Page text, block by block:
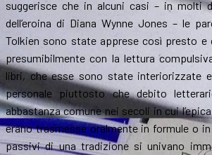
suggerisce che in alcuni casi – in molti
dell’eroina di Diana Wynne Jones – le
Tolkien sono state apprese così presto e
presumibilmente con la lettura
libri, che esse sono state interiorizzate
personale piuttosto che debito
abbastanza comune nei secoli in cui
erano trasmesse oralmente in formule o
passivi di una tradizione si univano